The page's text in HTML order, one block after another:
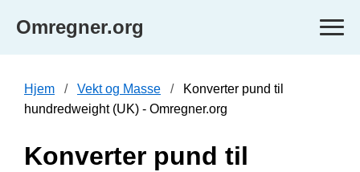
Omregner.org
Hjem Vekt og Masse
Konverter pund til
hundredweight (UK) - Omregner.org
Konverter pund til